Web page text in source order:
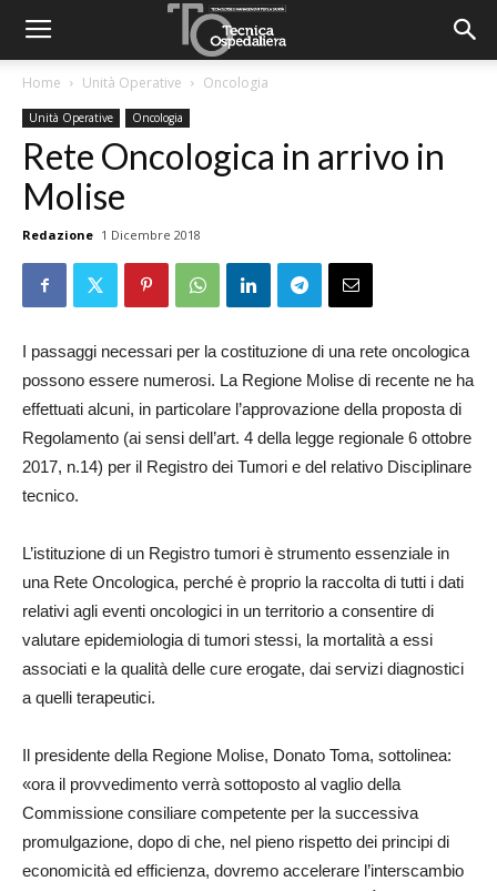
Home Unità Operative Oncologia
Unità Operative Oncologia
Rete Oncologica in arrivo in
Molise
Redazione 1 Dicembre 2018
I passaggi necessari per la costituzione di una rete oncologica
possono essere numerosi. La Regione Molise di recente ne ha
effettuati alcuni, in particolare l’approvazione della proposta di
Regolamento (ai sensi dell’art. 4 della legge regionale 6 ottobre
2017, n.14) per il Registro dei Tumori e del relativo Disciplinare
tecnico.
L’istituzione di un Registro tumori è strumento essenziale in
una Rete Oncologica, perché è proprio la raccolta di tutti i dati
relativi agli eventi oncologici in un territorio a consentire di
valutare epidemiologia di tumori stessi, la mortalità a essi
associati e la qualità delle cure erogate, dai servizi diagnostici
a quelli terapeutici.
Il presidente della Regione Molise, Donato Toma, sottolinea:
«ora il provvedimento verrà sottoposto al vaglio della
Commissione consiliare competente per la successiva
promulgazione, dopo di che, nel pieno rispetto dei principi di
economicità ed efficienza, dovremo accelerare l’interscambio